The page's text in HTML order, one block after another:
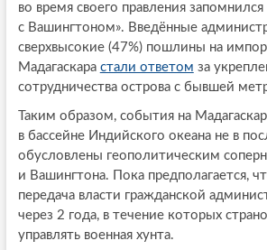
во время своего правления
с Вашингтоном». Введённые
сверхвысокие (47%) пошлины на
Мадагаскара стали ответом за
сотрудничества острова с бывшей
Таким образом, события на
в бассейне Индийского океана не в
обусловлены геополитическим
и Вашингтона. Пока предполагается,
передача власти гражданской
через 2 года, в течение которых
управлять военная хунта.